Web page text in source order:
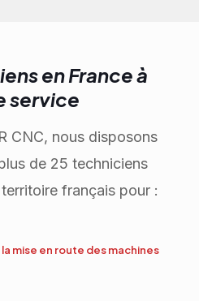
en France à
service
CNC, nous disposons
de 25 techniciens
français pour :
mise en route des machines